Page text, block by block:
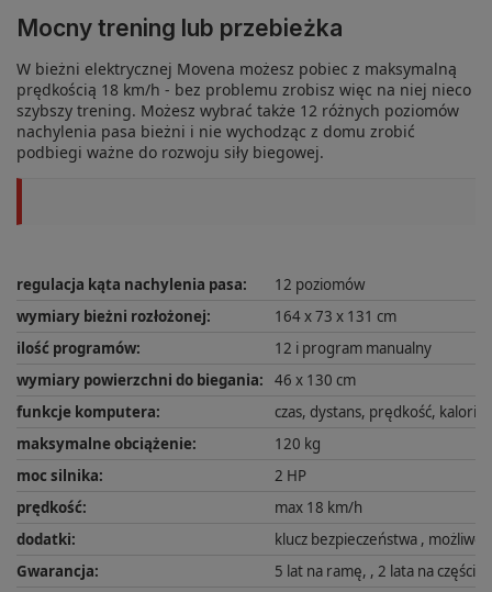
Mocny trening lub przebieżka
W bieżni elektrycznej Movena możesz pobiec z maksymalną
prędkością 18 km/h - bez problemu zrobisz więc na niej nieco
szybszy trening. Możesz wybrać także 12 różnych poziomów
nachylenia pasa bieżni i nie wychodząc z domu zrobić
podbiegi ważne do rozwoju siły biegowej.
regulacja kąta nachylenia pasa:
12 poziomów
wymiary bieżni rozłożonej:
164 x 73 x 131 cm
ilość programów:
12 i program manualny
wymiary powierzchni do biegania:
46 x 130 cm
funkcje komputera:
czas, dystans, prędkość, kalorie,
maksymalne obciążenie:
120 kg
moc silnika:
2 HP
prędkość:
max 18 km/h
dodatki: klucz bezpieczeństwa ,
Gwarancja: 5 lat na ramę, , 2 lata na części